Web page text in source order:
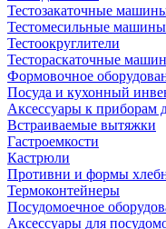
Тестозакаточные
Тестомесильные машины
Тестоокруглители
Тестораскаточные
Формовочное
Посуда и кухонный
Аксессуары к приборам
Встраиваемые вытяжки
Гастроемкости
Кастрюли
Противни и формы
Термоконтейнеры
Посудомоечное
Аксессуары для